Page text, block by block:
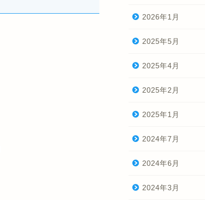
2026年1月
2025年5月
2025年4月
2025年2月
2025年1月
2024年7月
2024年6月
2024年3月